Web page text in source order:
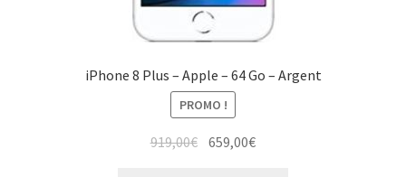
iPhone 8 Plus – Apple – 64 Go – Argent
PROMO !
919,00€ 659,00€